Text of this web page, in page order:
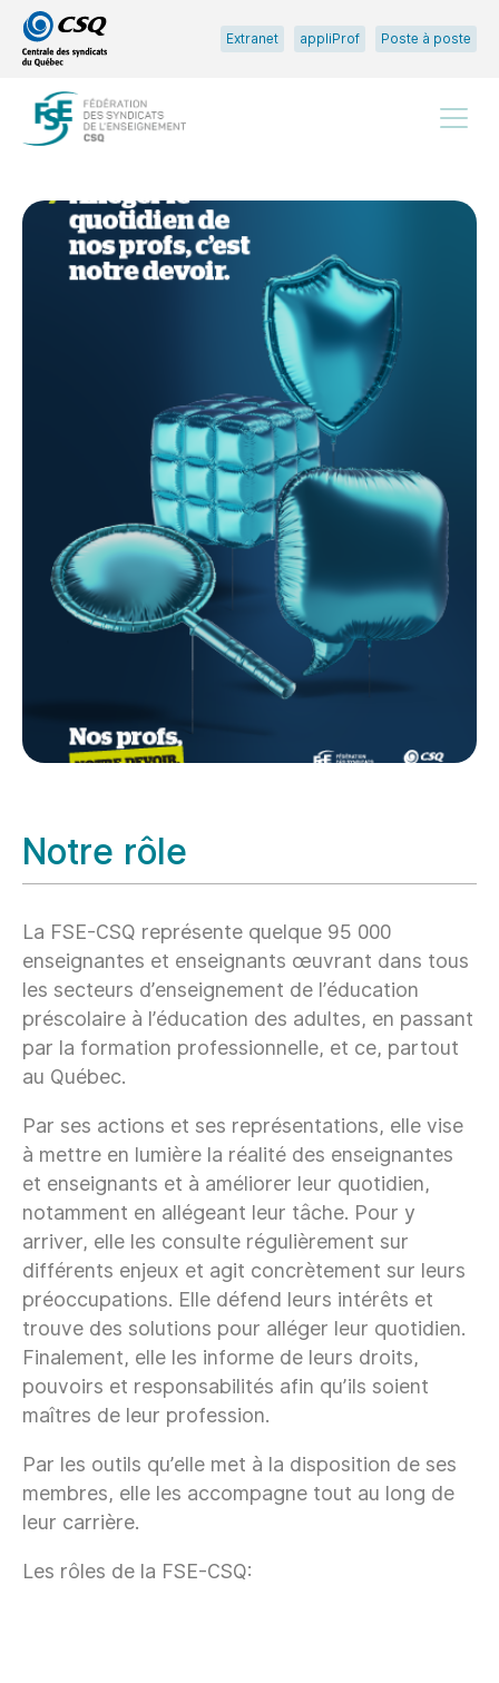
Passer
au
menu
principal
Passer
au
contenu
Extranet appliProf Poste à poste
Notre rôle
La FSE-CSQ représente quelque 95 000
enseignantes et enseignants œuvrant dans tous
les secteurs d’enseignement de l’éducation
préscolaire à l’éducation des adultes, en passant
par la formation professionnelle, et ce, partout
au Québec.
Par ses actions et ses représentations, elle vise
à mettre en lumière la réalité des enseignantes
et enseignants et à améliorer leur quotidien,
notamment en allégeant leur tâche. Pour y
arriver, elle les consulte régulièrement sur
différents enjeux et agit concrètement sur leurs
préoccupations. Elle défend leurs intérêts et
trouve des solutions pour alléger leur quotidien.
Finalement, elle les informe de leurs droits,
pouvoirs et responsabilités afin qu’ils soient
maîtres de leur profession.
Par les outils qu’elle met à la disposition de ses
membres, elle les accompagne tout au long de
leur carrière.
Les rôles de la FSE-CSQ: